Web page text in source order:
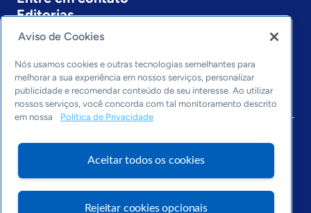
Editorias
Economia & Política
Inovação & Tecnologia
Cultura empreendedora
Dados
Arquivo
Aviso de Cookies
Nós usamos cookies e outras tecnologias semelhantes para
melhorar a sua experiência em nossos serviços, personalizar
publicidade e recomendar conteúdo de seu interesse. Ao utilizar
nossos serviços, você concorda com tal monitoramento descrito
em nossa
Política de Privacidade
Aceitar todos os cookies
Rejeitar cookies opcionais